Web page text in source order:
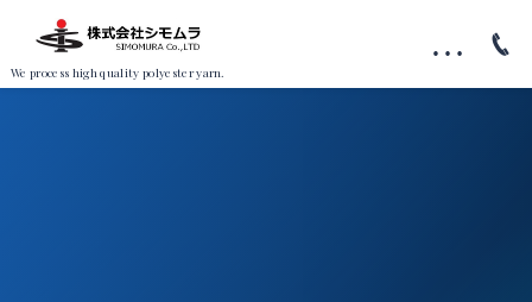
We process high quality polyester yarn.
…